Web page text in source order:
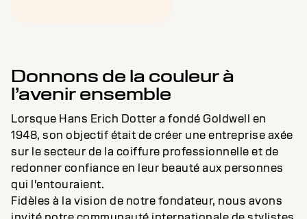
Donnons de la couleur à
l’avenir ensemble
Lorsque Hans Erich Dotter a fondé Goldwell en
1948, son objectif était de créer une entreprise axée
sur le secteur de la coiffure professionnelle et de
redonner confiance en leur beauté aux personnes
qui l'entouraient.
Fidèles à la vision de notre fondateur, nous avons